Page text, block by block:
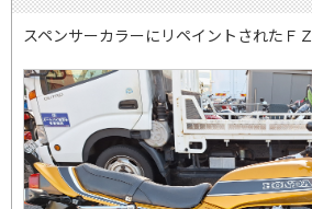
スペンサーカラーにリペイントされたＦＺ